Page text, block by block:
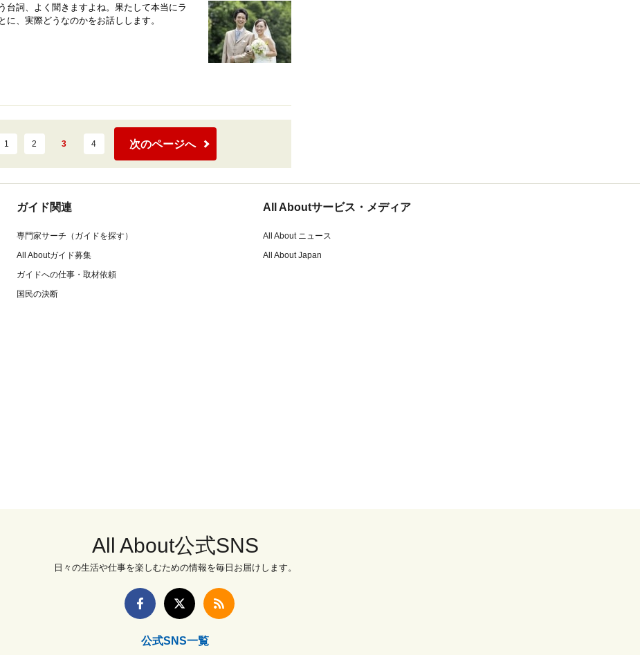
台詞、よく聞きますよね。果たして本当にラ
、実際どうなのかをお話しします。
1 2 3 4 次のページへ
ガイド関連
専門家サーチ（ガイドを探す）
All Aboutガイド募集
ガイドへの仕事・取材依頼
国民の決断
All Aboutサービス・メディア
All About ニュース
All About Japan
All About公式SNS
日々の生活や仕事を楽しむための情報を毎日お届けします。
公式SNS一覧